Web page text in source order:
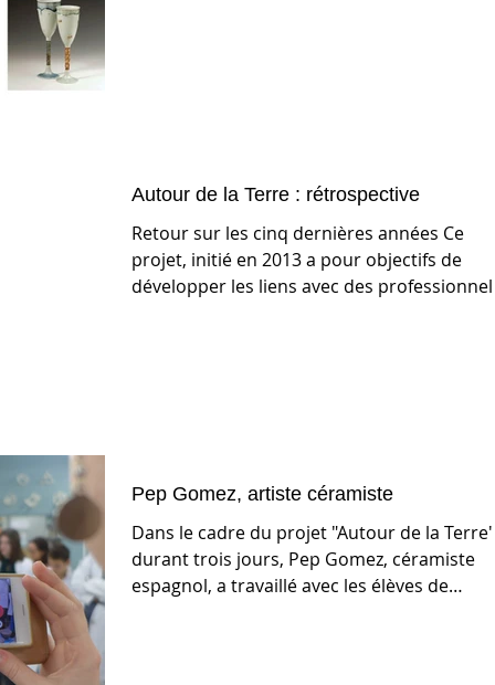
Autour de la Terre : rétrospective
Retour sur les cinq dernières années Ce
projet, initié en 2013 a pour objectifs de
développer les liens avec des
Pep Gomez, artiste céramiste
Dans le cadre du projet "Autour de la
durant trois jours, Pep Gomez, céramiste
espagnol, a travaillé avec les élèves de